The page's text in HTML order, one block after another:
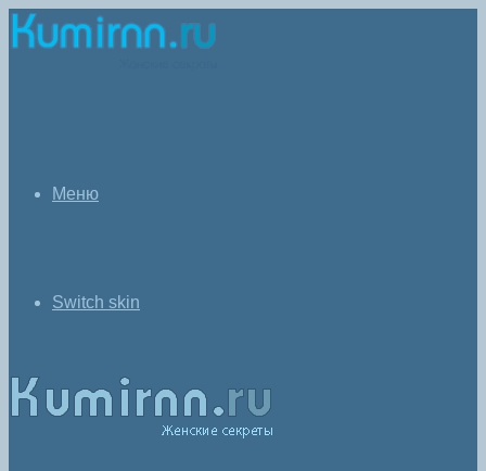
Меню
Switch skin